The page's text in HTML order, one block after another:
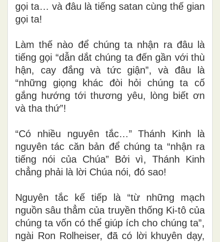
gọi ta… và đâu là tiếng satan cùng thế gian
gọi ta!
Làm thế nào để chúng ta nhận ra đâu là
tiếng gọi “dẫn dắt chúng ta đến gần với thù
hận, cay đắng và tức giận”, và đâu là
“những giọng khác đòi hỏi chúng ta cố
gắng hướng tới thương yêu, lòng biết ơn
và tha thứ”!
“Có nhiều nguyên tắc…” Thánh Kinh là
nguyên tác căn bản để chúng ta “nhận ra
tiếng nói của Chúa” Bởi vì, Thánh Kinh
chẳng phải là lời Chúa nói, đó sao!
Nguyên tắc kế tiếp là “từ những mạch
nguồn sâu thẳm của truyền thống Ki-tô của
chúng ta vốn có thể giúp ích cho chúng ta”,
ngài Ron Rolheiser, đã có lời khuyên dạy,